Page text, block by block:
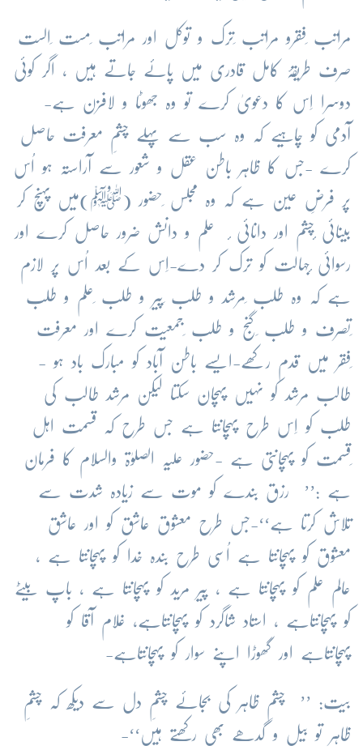
مراتب ِفقرو مراتب ِترک و توکل اور مراتب ِمست ِالست
صرف طریقۂ کامل قادری میں پائے جاتے ہیں ، اگر کوئی
دوسرا اِس کا دعویٰ کرے تو وہ جھوٹا و لافزن ہے-
آدمی کو چاہیے کہ وہ سب سے پہلے چشمِ معرفت حاصل
کرے -جس کا ظاہر باطن عقل و شعور سے آراستہ ہو اُس
پر فرضِ عین ہے کہ وہ مجلس ِحضور (ﷺ)میں پہنچ کر
بینائی ٔچشم اور دانائی ٔ علم و دانش ضرور حاصل کرے اور
رسوائی ٔجہالت کو ترک کر دے-اِس کے بعد اُس پر لازم
ہے کہ وہ طلب ِمرشد و طلب ِپیر و طلب ِعلم و طلب
ِتصرف و طلب ِگنج و طلب ِجمعیت کرے اور معرفت
ِفقر میں قدم رکھے-ایسے باطن آباد کو مبارک باد ہو -
طالب مرشد کو نہیں پہچان سکتا لیکن مرشد طالب کی
طلب کو اِس طرح پہچانتا ہے جس طرح کہ قسمت اہل
ِقسمت کو پہچانتی ہے -حضور علیہ الصلوٰۃ والسلام کا فرمان
ہے :’’ رزق بندے کو موت سے زیادہ شدت سے
تلاش کرتا ہے‘‘-جس طرح معشوق عاشق کو اور عاشق
معشوق کو پہچانتا ہے اُسی طرح بندہ خدا کو پہچانتا ہے ،
عالم علم کو پہچانتا ہے ، پیر مرید کو پہچانتا ہے ، باپ بیٹے
کو پہچانتاہے ، استاد شاگرد کو پہچانتاہے، غلام آقا کو
پہچانتاہے اور گھوڑا اپنے سوار کو پہچانتاہے-
بیت: ’’ چشمِ ظاہر کی بجائے چشمِ دل سے دیکھ کہ چشمِ
ظاہر تو بیل و گدھے بھی رکھتے ہیں‘‘-